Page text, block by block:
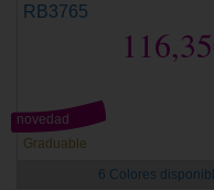
RB3765
Graduable
novedad
6 Colores